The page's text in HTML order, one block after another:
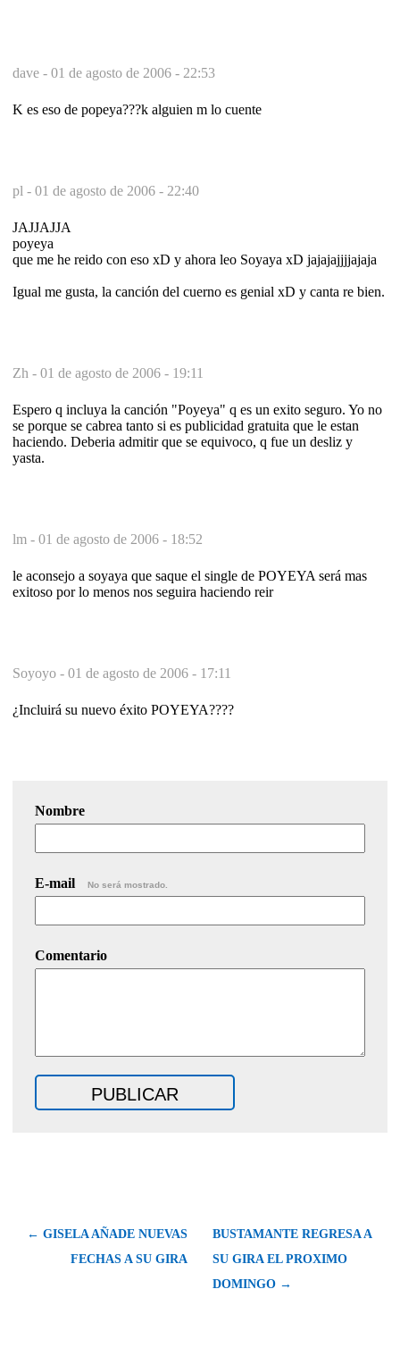
dave - 01 de agosto de 2006 - 22:53
K es eso de popeya???k alguien m lo cuente
pl - 01 de agosto de 2006 - 22:40
JAJJAJJA
poyeya
que me he reido con eso xD y ahora leo Soyaya xD jajajajjjjajaja
Igual me gusta, la canción del cuerno es genial xD y canta re bien.
Zh - 01 de agosto de 2006 - 19:11
Espero q incluya la canción "Poyeya" q es un exito seguro. Yo no
se porque se cabrea tanto si es publicidad gratuita que le estan
haciendo. Deberia admitir que se equivoco, q fue un desliz y
yasta.
lm - 01 de agosto de 2006 - 18:52
le aconsejo a soyaya que saque el single de POYEYA será mas
exitoso por lo menos nos seguira haciendo reir
Soyoyo - 01 de agosto de 2006 - 17:11
¿Incluirá su nuevo éxito POYEYA????
Nombre
E-mail No será mostrado.
Comentario
← GISELA AÑADE NUEVAS
FECHAS A SU GIRA
BUSTAMANTE REGRESA A
SU GIRA EL PROXIMO
DOMINGO →